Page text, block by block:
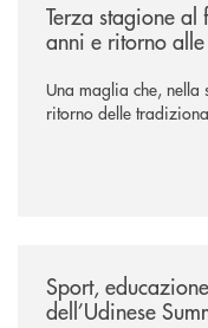
Terza stagione
anni e ritorno
Una maglia che,
ritorno delle
Sport,
dell’Udinese